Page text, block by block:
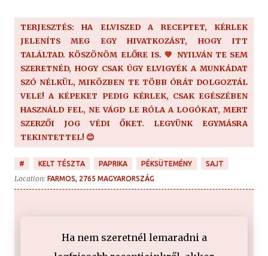
TERJESZTÉS: HA ELVISZED A RECEPTET, KÉRLEK
JELENÍTS MEG EGY HIVATKOZÁST, HOGY ITT
TALÁLTAD. KÖSZÖNÖM ELŐRE IS. 💚 NYILVÁN TE SEM
SZERETNÉD, HOGY CSAK ÚGY ELVIGYÉK A MUNKÁDAT
SZÓ NÉLKÜL, MIKÖZBEN TE TÖBB ÓRÁT DOLGOZTÁL
VELE! A KÉPEKET PEDIG KÉRLEK, CSAK EGÉSZÉBEN
HASZNÁLD FEL, NE VÁGD LE RÓLA A LOGÓKAT, MERT
SZERZŐI JOG VÉDI ŐKET. LEGYÜNK EGYMÁSRA
TEKINTETTEL! 😊
# KELT TÉSZTA PAPRIKA PÉKSÜTEMÉNY SAJT
Location: FARMOS, 2765 MAGYARORSZÁG
Ha nem szeretnél lemaradni a